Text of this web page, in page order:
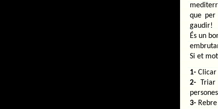
que per
gaudir!
És un
Si et
1-
2-
3-